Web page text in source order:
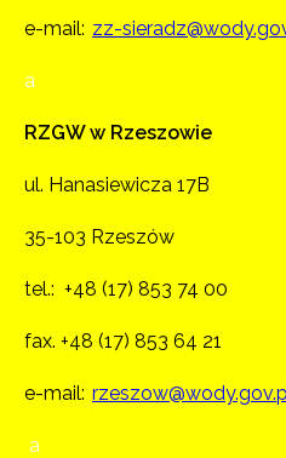
e-mail: zz-
a
RZGW w Rzeszowie
ul. Hanasiewicza 17B
35-103 Rzeszów
tel.: +48 (17) 853 74 00
fax. +48 (17) 853 64 21
e-mail:
a